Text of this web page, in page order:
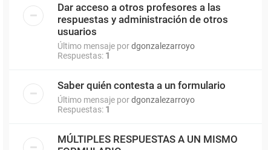
Dar acceso a otros profesores a las
respuestas y administración de otros
usuarios
Último mensaje pordgonzalezarroyo
Respuestas: 1
Saber quién contesta a un formulario
Último mensaje pordgonzalezarroyo
Respuestas: 1
MÚLTIPLES RESPUESTAS A UN MISMO